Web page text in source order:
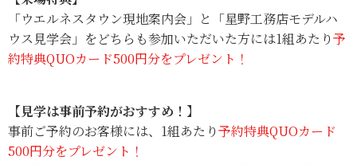
「ウエルネスタウン現地案内会」と「星野工務店モデルハ
ウス見学会」をどちらも参加いただいた方には1組あたり予
約特典QUOカード500円分をプレゼント！
【見学は事前予約がおすすめ！】
事前ご予約のお客様には、1組あたり予約特典QUOカード
500円分をプレゼント！